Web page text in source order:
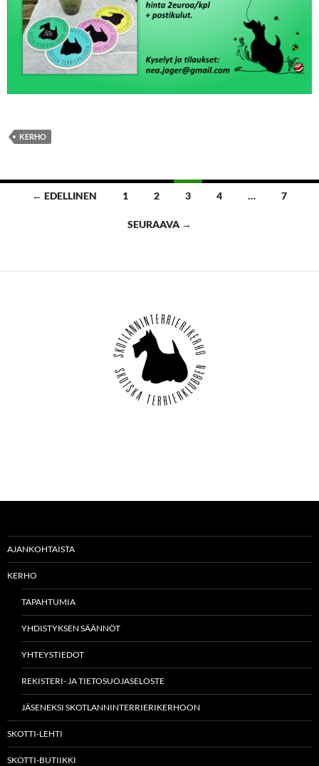
KERHO
Artikkelien
← EDELLINEN 1 2 3 4 … 7
SEURAAVA →
AJANKOHTAISTA
KERHO
TAPAHTUMIA
YHDISTYKSEN SÄÄNNÖT
YHTEYSTIEDOT
REKISTERI- JA TIETOSUOJASELOSTE
JÄSENEKSI SKOTLANNINTERRIERIKERHOON
SKOTTI-LEHTI
SKOTTI-BUTIIKKI